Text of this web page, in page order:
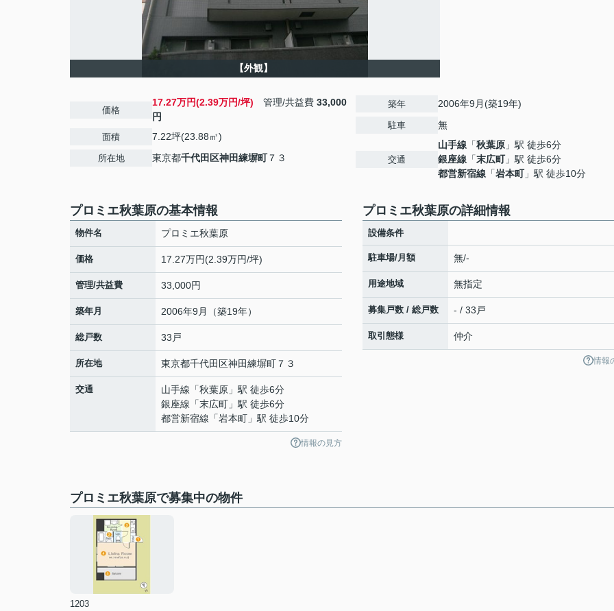
【外観】
価格
17.27万円(2.39万円/坪) 管理/共益費 33,000
円
面積 7.22坪(23.88㎡)
所在地 東京都千代田区神田練塀町７３
築年 2006年9月(築19年)
駐車 無
交通
山手線 「秋葉原 」駅 徒歩6分
銀座線 「末広町」駅 徒歩6分
都営新宿線 「岩本町」駅 徒歩10分
プロミエ秋葉原の基本情報
物件名 プロミエ秋葉原
価格 17.27万円(2.39万円/坪)
管理/共益費 33,000円
築年月 2006年9月（築19年）
総戸数 33戸
所在地 東京都千代田区神田練塀町 ７３
交通 山手線 「秋葉原 」駅 徒歩6分
銀座線 「末広町 」駅 徒歩6分
都営新宿線 「岩本町 」駅 徒歩10分
情報の見方
プロミエ秋葉原の詳細情報
設備条件
駐車場/月額 無/-
用途地域 無指定
募集戸数 / 総戸数 - / 33戸
取引態様 仲介
情報
プロミエ秋葉原で募集中の物件
1203